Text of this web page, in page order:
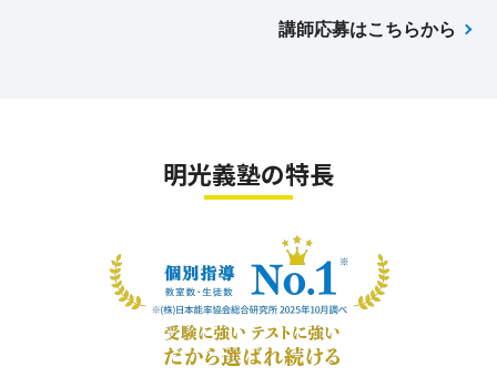
講師応募はこちらから
明光義塾の特長